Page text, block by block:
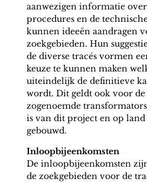
aanwezigen informatie
procedures en de
kunnen ideeën aandragen
zoekgebieden. Hun
de diverse tracés vormen
keuze te kunnen maken
uiteindelijk de definitieve
wordt. Dit geldt ook voor
zogenoemde
is van dit project en op
gebouwd.
Inloopbijeenkomsten
De inloopbijeenkomsten
de zoekgebieden voor de